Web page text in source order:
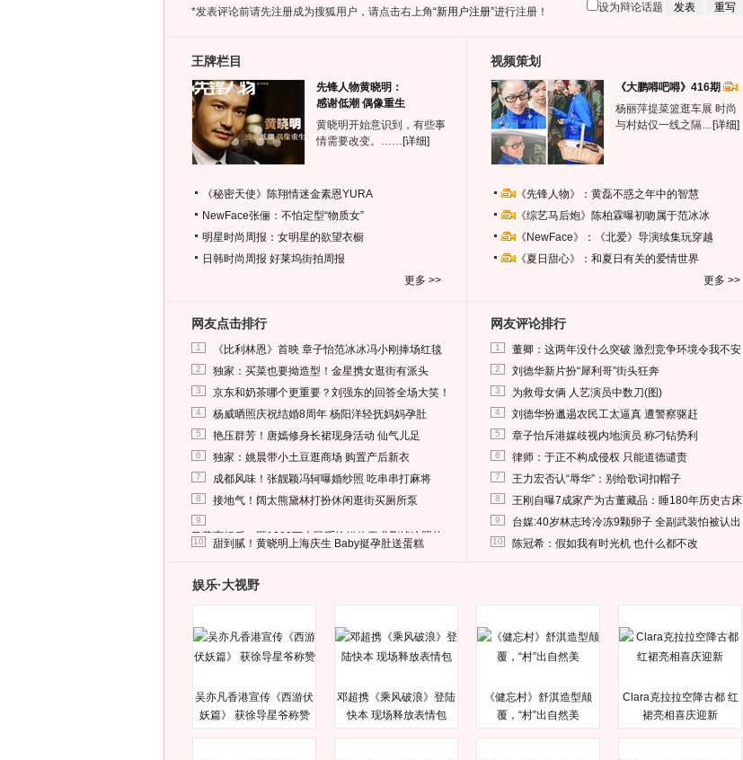
*发表评论前请先注册成为搜狐用户，请点击右上角“新用户注册”进行注册！ 设为辩论话题
王牌栏目
先锋人物黄晓明：
感谢低潮 偶像重生
黄晓明开始意识到，有些事
情需要改变。…… [详细]
《秘密天使》陈翔情迷金素恩YURA
NewFace张俪：不怕定型“物质女”
明星时尚周报：女明星的欲望衣橱
日韩时尚周报 好莱坞街拍周报
更多 >>
视频策划
《大鹏嘚吧嘚》416期
杨丽萍提菜篮逛车展 时尚
与村姑仅一线之隔… [详细]
《先锋人物》：黄磊不惑之年中的智慧
《综艺马后炮》陈柏霖曝初吻属于范冰冰
《NewFace》：《北爱》导演续集玩穿越
《夏日甜心》：和夏日有关的爱情世界
更多 >>
网友点击排行
1 《比利林恩》首映 章子怡范冰冰冯小刚捧场红毯
2 独家：买菜也要拗造型！金星携女逛街有派头
3 京东和奶茶哪个更重要？刘强东的回答全场大笑！
4 杨威晒照庆祝结婚8周年 杨阳洋轻抚妈妈孕肚
5 艳压群芳！唐嫣修身长裙现身活动 仙气儿足
6 独家：姚晨带小土豆逛商场 购置产后新衣
7 成都风味！张靓颖冯轲曝婚纱照 吃串串打麻将
8 接地气！阔太熊黛林打扮休闲逛街买厕所泵
9
马蓉离婚后，砸1000万人民币给媒体要求删掉这照片
10 甜到腻！黄晓明上海庆生 Baby挺孕肚送蛋糕
网友评论排行
1 董卿：这两年没什么突破 激烈竞争环境令我不安
2 刘德华新片扮“犀利哥”街头狂奔
3 为救母女俩 人艺演员中数刀(图)
4 刘德华扮邋遢农民工太逼真 遭警察驱赶
5 章子怡斥港媒歧视内地演员 称刁钻势利
6 律师：于正不构成侵权 只能道德谴责
7 王力宏否认“辱华”：别给歌词扣帽子
8 王刚自曝7成家产为古董藏品：睡180年历史古床
9 台媒:40岁林志玲冷冻9颗卵子 全副武装怕被认出
10 陈冠希：假如我有时光机 也什么都不改
娱乐·大视野
吴亦凡香港宣传《西游伏
妖篇》 获徐导星爷称赞
邓超携《乘风破浪》登陆
快本 现场释放表情包
《健忘村》舒淇造型颠
覆，“村”出自然美
Clara克拉拉空降古都 红
裙亮相喜庆迎新